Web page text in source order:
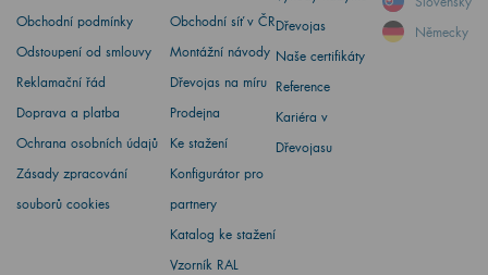
Obchodní podmínky
Odstoupení od smlouvy
Reklamační řád
Doprava a platba
Ochrana osobních údajů
Zásady zpracování
souborů cookies
Obchodní síť v ČR
Montážní návody
Dřevojas na míru
Prodejna
Ke stažení
Konfigurátor pro
partnery
Katalog ke stažení
Vzorník RAL
Dřevojas
Naše certifikáty
Reference
Kariéra v
Dřevojasu
Německy